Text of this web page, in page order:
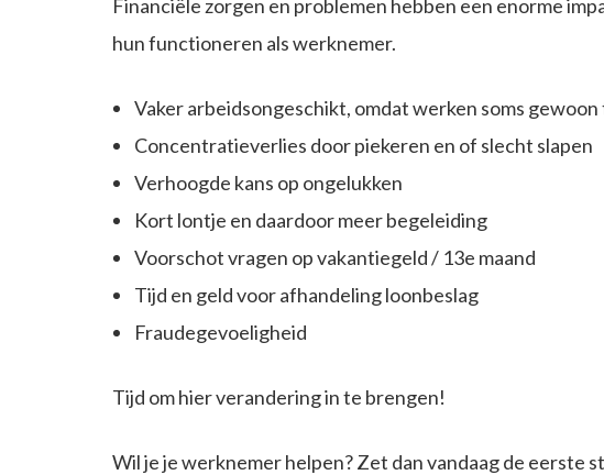
Financiële zorgen en problemen hebben een enorme
hun functioneren als werknemer.
Vaker arbeidsongeschikt, omdat werken soms gewoon
Concentratieverlies door piekeren en of slecht slapen
Verhoogde kans op ongelukken
Kort lontje en daardoor meer begeleiding
Voorschot vragen op vakantiegeld / 13e maand
Tijd en geld voor afhandeling loonbeslag
Fraudegevoeligheid
Tijd om hier verandering in te brengen!
Wil je je werknemer helpen? Zet dan vandaag de eerste